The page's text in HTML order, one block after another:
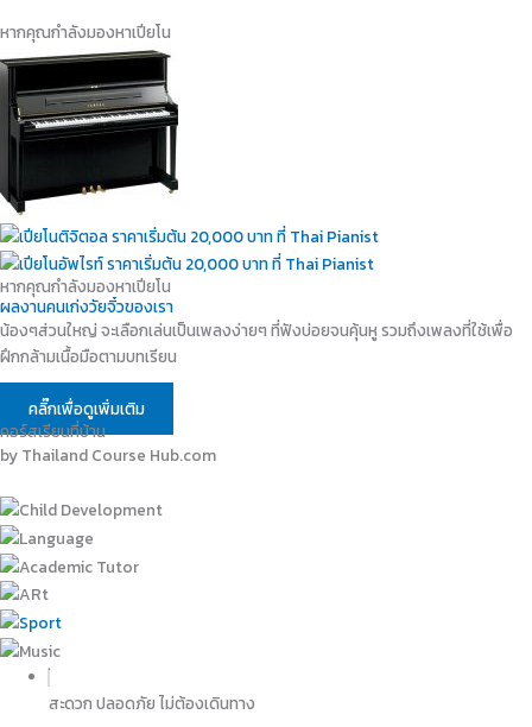
หากคุณกำลังมองหาเปียโน
หากคุณกำลังมองหาเปียโน
ผลงานคนเก่งวัยจิ๋วของเรา
น้องๆส่วนใหญ่ จะเลือกเล่นเป็นเพลงง่ายๆ ที่ฟังบ่อยจนคุ้นหู รวมถึงเพลงที่ใช้เพื่อ
ฝึกกล้ามเนื้อมือตามบทเรียน
คลิ๊กเพื่อดูเพิ่มเติม
คอร์สเรียนที่บ้าน
by Thailand Course Hub.com​
สะดวก ปลอดภัย ไม่ต้องเดินทาง